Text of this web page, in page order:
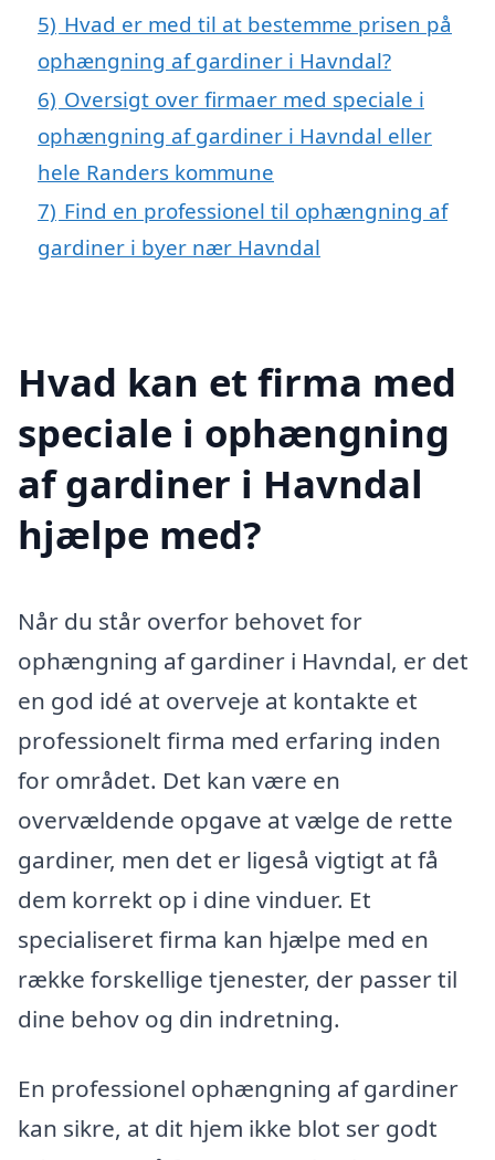
5) Hvad er med til at bestemme prisen på
ophængning af gardiner i Havndal?
6) Oversigt over firmaer med speciale i
ophængning af gardiner i Havndal eller
hele Randers kommune
7) Find en professionel til ophængning af
gardiner i byer nær Havndal
Hvad kan et firma med
speciale i ophængning
af gardiner i Havndal
hjælpe med?
Når du står overfor behovet for
ophængning af gardiner i Havndal, er det
en god idé at overveje at kontakte et
professionelt firma med erfaring inden
for området. Det kan være en
overvældende opgave at vælge de rette
gardiner, men det er ligeså vigtigt at få
dem korrekt op i dine vinduer. Et
specialiseret firma kan hjælpe med en
række forskellige tjenester, der passer til
dine behov og din indretning.
En professionel ophængning af gardiner
kan sikre, at dit hjem ikke blot ser godt